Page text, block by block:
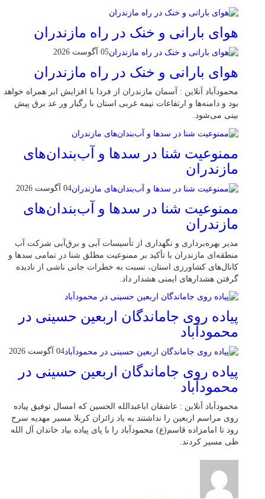
هوای بارانی و خنک در راه مازندران
05 آگوست 2026
هوای بارانی و خنک در راه مازندران
محمودآباد آنلاین : آسمان مازندران از فردا با افزایش ابر همراه خواهد
بود و دامنه‌ها و ارتفاعات نیمه غربی استان با رگبار ور عد برق پیش
بینی می‌شود.
ممنوعیت شنا در سدها و آب‌بندان‌‌های
مازندران
04 آگوست 2026
ممنوعیت شنا در سدها و آب‌بندان‌‌های
مازندران
مدیر بهره‌برداری و نگهداری از تأسیسات آبی و برق‌آبی شرکت آب
منطقه‌ای مازندران با تأکید بر ممنوعیت مطلق شنا در تمامی سدها و
کانال‌های کشاورزی استان، نسبت به خطرات جانی ناشی از نادیده
گرفتن هشدارهای ایمنی هشدار داد.
پیاده روی جاماندگان اربعین حسینی در
محمودآباد
04 آگوست 2026
پیاده روی جاماندگان اربعین حسینی در
محمودآباد
محمودآباد آنلاین : عاشقان اباعبدالله الحسین که امسال توفیق پیاده
روی مراسم اربعین را نداشتند به یاد زائران کربلا مسیر مهدیه سرخ
رود تا امامزاده قاسم(ع) محمودآباد را با پای پیاده بیاد خاندان آل الله
طی مسیر کردند.